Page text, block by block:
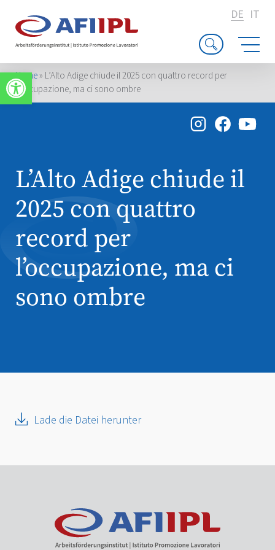
Werkzeugleiste öffnen
DE IT
Home» L’Alto Adige chiude il 2025 con quattro record per
l’occupazione, ma ci sono ombre
L’Alto Adige chiude il
2025 con quattro
record per
l’occupazione, ma ci
sono ombre
Lade die Datei herunter